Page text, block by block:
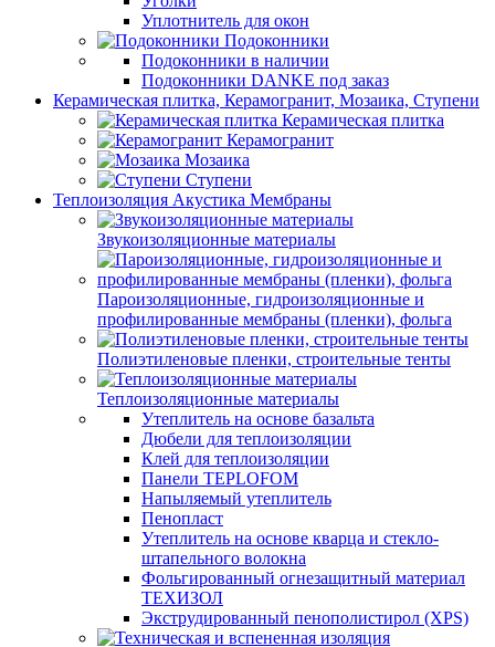
Уплотнитель для окон
Подоконники
Подоконники в наличии
Подоконники DANKE под заказ
Керамическая плитка, Керамогранит, Мозаика, Ступени
Керамическая плитка
Керамогранит
Мозаика
Ступени
Теплоизоляция Акустика Мембраны
Звукоизоляционные материалы
Пароизоляционные, гидроизоляционные и
профилированные мембраны (пленки), фольга
Полиэтиленовые пленки, строительные тенты
Теплоизоляционные материалы
Утеплитель на основе базальта
Дюбели для теплоизоляции
Клей для теплоизоляции
Панели TEPLOFOM
Напыляемый утеплитель
Пенопласт
Утеплитель на основе кварца и стекло-
штапельного волокна
Фольгированный огнезащитный материал
ТЕХИЗОЛ
Экструдированный пенополистирол (XPS)